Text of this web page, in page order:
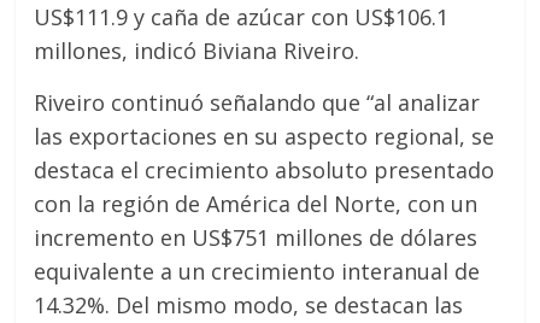
US$111.9 y caña de azúcar con US$106.1
millones, indicó Biviana Riveiro.
Riveiro continuó señalando que “al analizar
las exportaciones en su aspecto regional, se
destaca el crecimiento absoluto presentado
con la región de América del Norte, con un
incremento en US$751 millones de dólares
equivalente a un crecimiento interanual de
14.32%. Del mismo modo, se destacan las